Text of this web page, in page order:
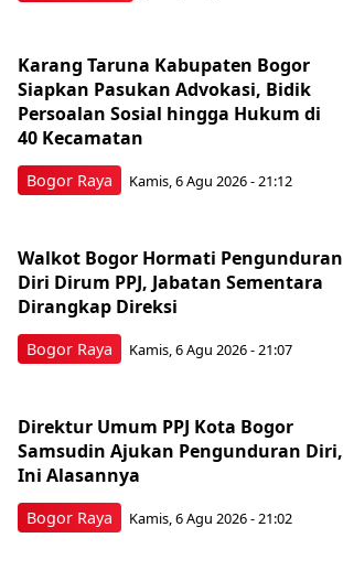
Bogor Raya
Karang Taruna Kabupaten Bogor
Siapkan Pasukan Advokasi, Bidik
Persoalan Sosial hingga Hukum di
40 Kecamatan
Kamis, 6 Agu 2026 - 21:12
Bogor Raya
Walkot Bogor Hormati Pengunduran
Diri Dirum PPJ, Jabatan Sementara
Dirangkap Direksi
Kamis, 6 Agu 2026 - 21:07
Bogor Raya
Direktur Umum PPJ Kota Bogor
Samsudin Ajukan Pengunduran Diri,
Ini Alasannya
Kamis, 6 Agu 2026 - 21:02